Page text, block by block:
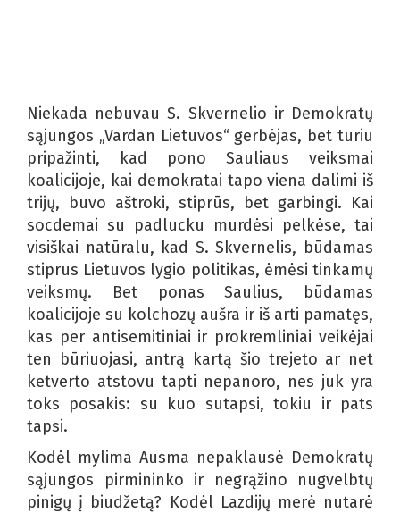
Niekada nebuvau S. Skvernelio ir Demokratų
sąjungos „Vardan Lietuvos“ gerbėjas, bet turiu
pripažinti, kad pono Sauliaus veiksmai
koalicijoje, kai demokratai tapo viena dalimi iš
trijų, buvo aštroki, stiprūs, bet garbingi. Kai
socdemai su padlucku murdėsi pelkėse, tai
visiškai natūralu, kad S. Skvernelis, būdamas
stiprus Lietuvos lygio politikas, ėmėsi tinkamų
veiksmų. Bet ponas Saulius, būdamas
koalicijoje su kolchozų aušra ir iš arti pamatęs,
kas per antisemitiniai ir prokremliniai veikėjai
ten būriuojasi, antrą kartą šio trejeto ar net
ketverto atstovu tapti nepanoro, nes juk yra
toks posakis: su kuo sutapsi, tokiu ir pats
tapsi.
Kodėl mylima Ausma nepaklausė Demokratų
sąjungos pirmininko ir negrąžino nugvelbtų
pinigų į biudžetą? Kodėl Lazdijų merė nutarė